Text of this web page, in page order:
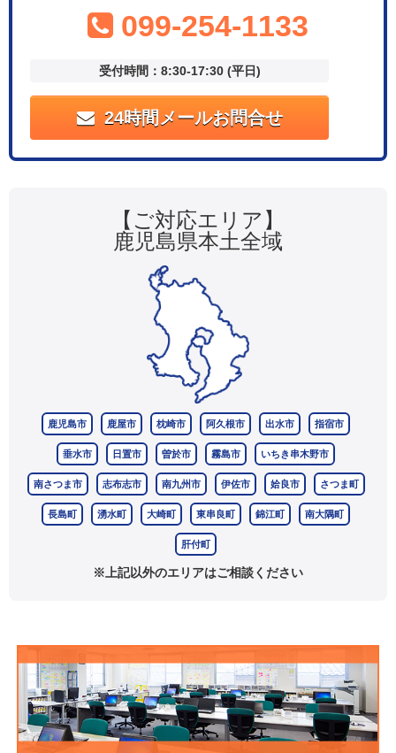
099-254-1133
受付時間：8:30-17:30 (平日)
24時間メールお問合せ
【ご対応エリア】
鹿児島県本土全域
鹿児島市 鹿屋市 枕崎市 阿久根市 出水市 指宿市
垂水市 日置市 曽於市 霧島市 いちき串木野市
南さつま市 志布志市 南九州市 伊佐市 姶良市 さつま町
長島町 湧水町 大崎町 東串良町 錦江町 南大隅町
肝付町
※上記以外のエリアはご相談ください